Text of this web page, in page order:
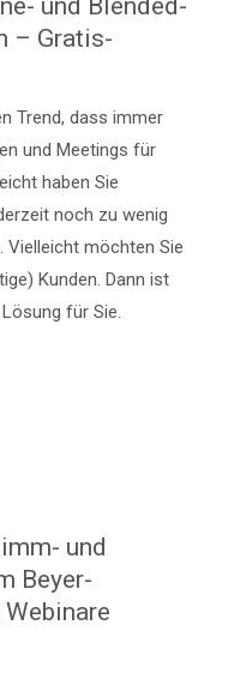
– Gratis-
Trend, dass immer
und Meetings für
haben Sie
noch zu wenig
Vielleicht möchten Sie
Kunden. Dann ist
für Sie.
und
Beyer-